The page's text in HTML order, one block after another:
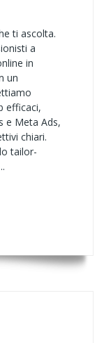
ti ascolta.
a
in
un
efficaci,
e Meta Ads,
chiari.
tailor-